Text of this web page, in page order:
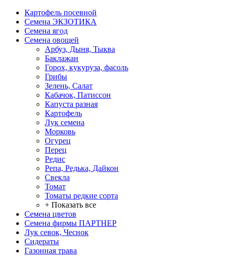
Картофель посевной
Семена ЭКЗОТИКА
Семена ягод
Семена овощей
Арбуз, Дыня, Тыква
Баклажан
Горох, кукуруза, фасоль
Грибы
Зелень, Салат
Кабачок, Патиссон
Капуста разная
Картофель
Лук семена
Морковь
Огурец
Перец
Редис
Репа, Редька, Дайкон
Свекла
Томат
Томаты редкие сорта
+ Показать все
Семена цветов
Семена фирмы ПАРТНЕР
Лук севок, Чеснок
Сидераты
Газонная трава